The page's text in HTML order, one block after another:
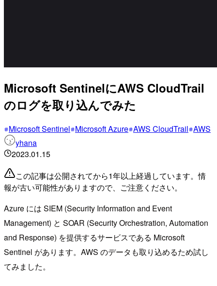
Microsoft SentinelにAWS CloudTrail
のログを取り込んでみた
Microsoft Sentinel Microsoft Azure AWS CloudTrail AWS
yhana
2023.01.15
この記事は公開されてから1年以上経過しています。情
報が古い可能性がありますので、ご注意ください。
Azure には SIEM (Security Information and Event
Management) と SOAR (Security Orchestration, Automation
and Response) を提供するサービスである Microsoft
Sentinel があります。AWS のデータも取り込めるため試し
てみました。